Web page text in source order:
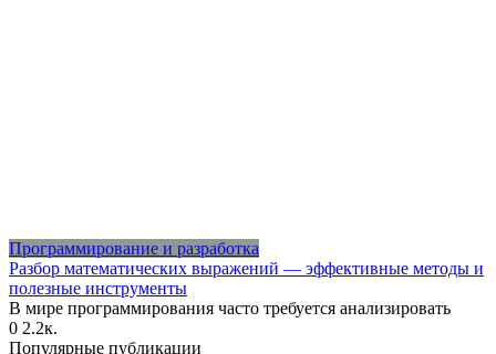
Программирование и разработка
Разбор математических выражений — эффективные методы и
полезные инструменты
В мире программирования часто требуется анализировать
0 2.2к.
Популярные публикации